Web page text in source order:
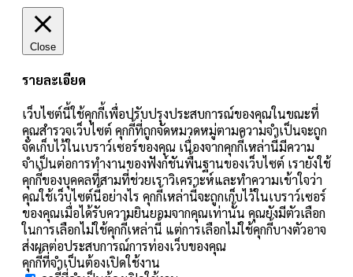
Close
รายละเอียด
เว็บไซต์นี้ใช้คุกกี้เพื่อปรับปรุงประสบการณ์ของคุณในขณะที่
คุณสำรวจเว็บไซต์ คุกกี้ที่ถูกจัดหมวดหมู่ตามความจำเป็นจะถูก
จัดเก็บไว้ในเบราว์เซอร์ของคุณ เนื่องจากคุกกี้เหล่านี้มีความ
จำเป็นต่อการทำงานของฟังก์ชันพื้นฐานของเว็บไซต์ เรายังใช้
คุกกี้ของบุคคลที่สามที่ช่วยเราวิเคราะห์และทำความเข้าใจว่า
คุณใช้เว็บไซต์นี้อย่างไร คุกกี้เหล่านี้จะถูกเก็บไว้ในเบราว์เซอร์
ของคุณเมื่อได้รับความยินยอมจากคุณเท่านั้น คุณยังมีตัวเลือก
ในการเลือกไม่ใช้คุกกี้เหล่านี้ แต่การเลือกไม่ใช้คุกกี้บางตัวอาจ
ส่งผลต่อประสบการณ์การท่องเว็บของคุณ
คุกกี้ที่จำเป็นต้องเปิดใช้งาน